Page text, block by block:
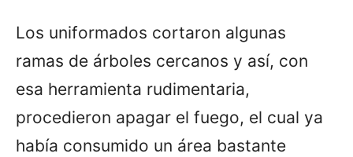
Los uniformados cortaron algunas
ramas de árboles cercanos y así, con
esa herramienta rudimentaria,
procedieron apagar el fuego, el cual ya
había consumido un área bastante